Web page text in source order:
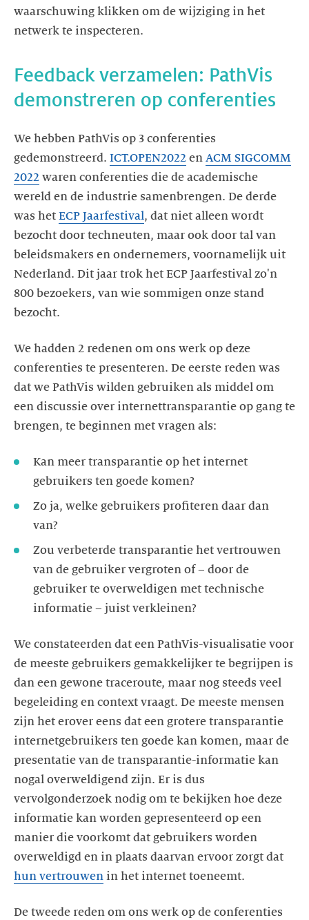
waarschuwing klikken om de wijziging in het
netwerk te inspecteren.
Feedback verzamelen: PathVis
demonstreren op conferenties
We hebben PathVis op 3 conferenties
gedemonstreerd. ICT.OPEN2022 en ACM SIGCOMM
2022 waren conferenties die de academische
wereld en de industrie samenbrengen. De derde
was het ECP Jaarfestival, dat niet alleen wordt
bezocht door techneuten, maar ook door tal van
beleidsmakers en ondernemers, voornamelijk uit
Nederland. Dit jaar trok het ECP Jaarfestival zo'n
800 bezoekers, van wie sommigen onze stand
bezocht.
We hadden 2 redenen om ons werk op deze
conferenties te presenteren. De eerste reden was
dat we PathVis wilden gebruiken als middel om
een discussie over internettransparantie op gang te
brengen, te beginnen met vragen als:
Kan meer transparantie op het internet
gebruikers ten goede komen?
Zo ja, welke gebruikers profiteren daar dan
van?
Zou verbeterde transparantie het vertrouwen
van de gebruiker vergroten of – door de
gebruiker te overweldigen met technische
informatie – juist verkleinen?
We constateerden dat een PathVis-visualisatie voor
de meeste gebruikers gemakkelijker te begrijpen is
dan een gewone traceroute, maar nog steeds veel
begeleiding en context vraagt. De meeste mensen
zijn het erover eens dat een grotere transparantie
internetgebruikers ten goede kan komen, maar de
presentatie van de transparantie-informatie kan
nogal overweldigend zijn. Er is dus
vervolgonderzoek nodig om te bekijken hoe deze
informatie kan worden gepresenteerd op een
manier die voorkomt dat gebruikers worden
overweldigd en in plaats daarvan ervoor zorgt dat
hun vertrouwen in het internet toeneemt.
De tweede reden om ons werk op de conferenties